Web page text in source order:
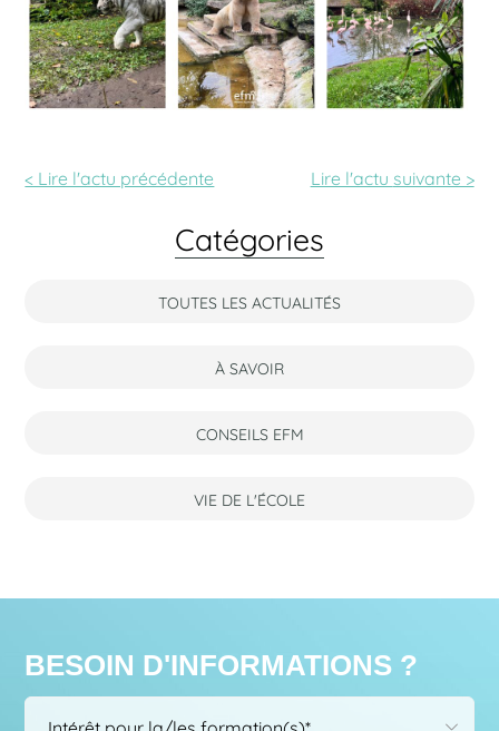
< Lire l'actu précédente Lire l'actu suivante >
Catégories
TOUTES LES ACTUALITÉS
À SAVOIR
CONSEILS EFM
VIE DE L'ÉCOLE
BESOIN D'INFORMATIONS ?
Choisissez